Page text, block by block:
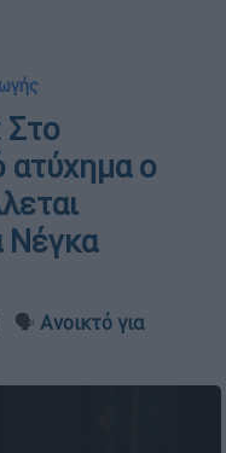
Στο
ατύχημα ο
Νέγκα
┋ 🗣️ Ανοικτό για